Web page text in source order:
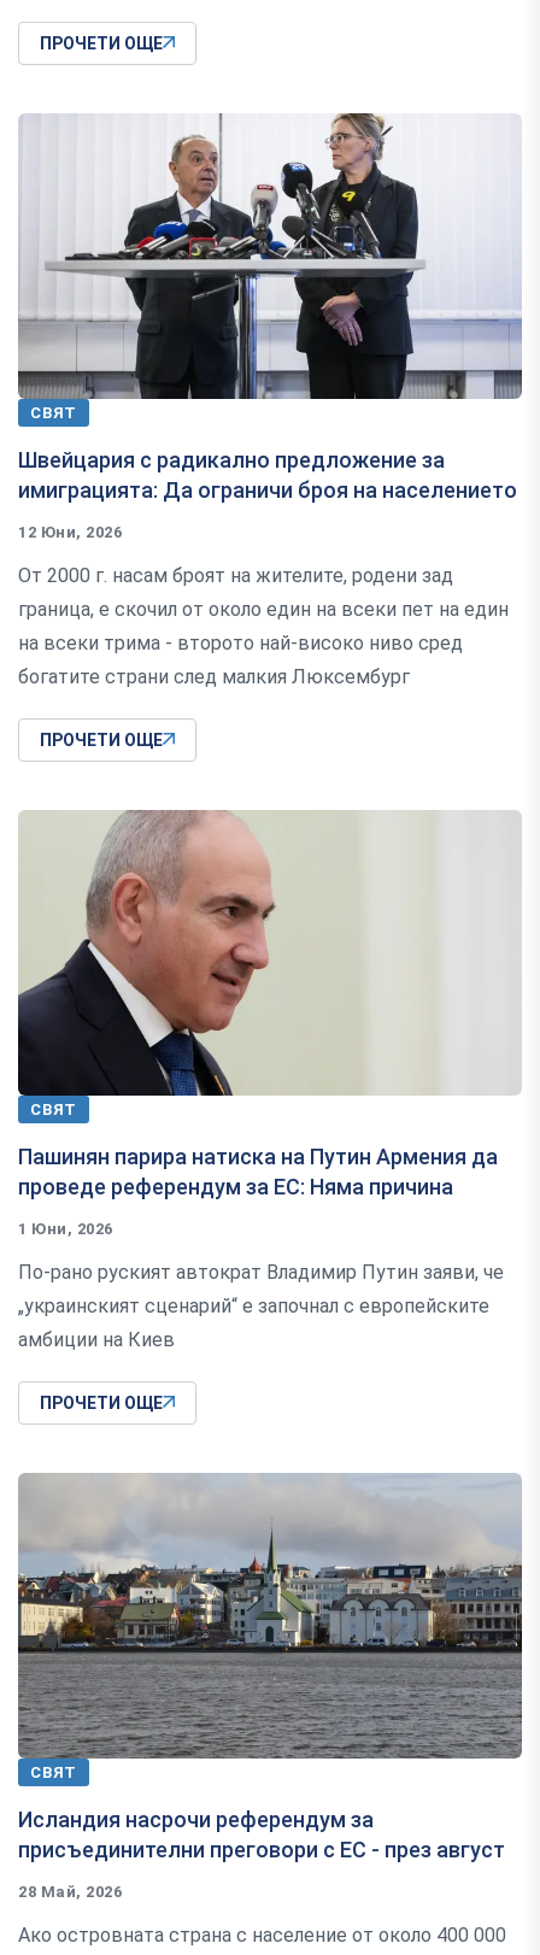
ПРОЧЕТИ ОЩЕ
СВЯТ
Швейцария с радикално предложение за
имиграцията: Да ограничи броя на населението
12 Юни, 2026
От 2000 г. насам броят на жителите, родени зад
граница, е скочил от около един на всеки пет на един
на всеки трима - второто най-високо ниво сред
богатите страни след малкия Люксембург
ПРОЧЕТИ ОЩЕ
СВЯТ
Пашинян парира натиска на Путин Армения да
проведе референдум за ЕС: Няма причина
1 Юни, 2026
По-рано руският автократ Владимир Путин заяви, че
„украинският сценарий“ е започнал с европейските
амбиции на Киев
ПРОЧЕТИ ОЩЕ
СВЯТ
Исландия насрочи референдум за
присъединителни преговори с ЕС - през август
28 Май, 2026
Ако островната страна с население от около 400 000